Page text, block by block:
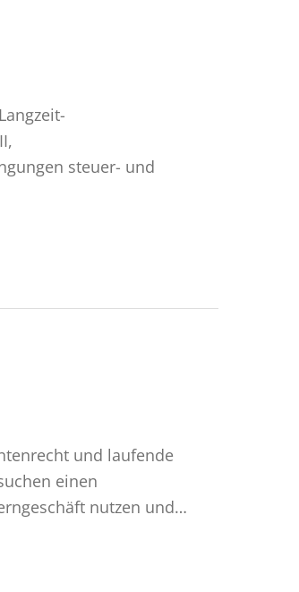
steuer- und
und laufende
einen
nutzen und…